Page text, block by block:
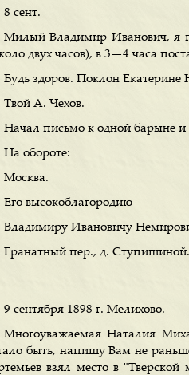
8 сент.
Милый Владимир Иванович, я
двух часов), в 3—4 часа
Будь здоров. Поклон Екатерине
Твой А. Чехов.
Начал письмо к одной барыне и
На обороте:
Москва.
Его высокоблагородию
Владимиру Ивановичу
Гранатный пер., д. Ступишиной.
9 сентября 1898 г. Мелихово.
Многоуважаемая Наталия
быть, напишу Вам не
взял место в